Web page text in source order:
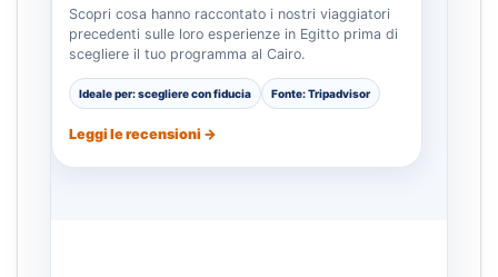
Scopri cosa hanno raccontato i nostri viaggiatori
precedenti sulle loro esperienze in Egitto prima di
scegliere il tuo programma al Cairo.
Ideale per: scegliere con fiducia Fonte: Tripadvisor
Leggi le recensioni →